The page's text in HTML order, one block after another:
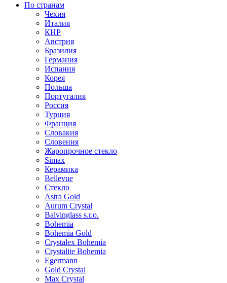
По странам
Чехия
Италия
КНР
Австрия
Бразилия
Германия
Испания
Корея
Польша
Португалия
Россия
Турция
Франция
Словакия
Словения
Жаропрочное стекло
Simax
Керамика
Bellevue
Стекло
Astra Gold
Aurum Crystal
Balvinglass s.r.o.
Bohemia
Bohemia Gold
Crystalex Bohemia
Crystalite Bohemia
Egermann
Gold Crystal
Max Crystal